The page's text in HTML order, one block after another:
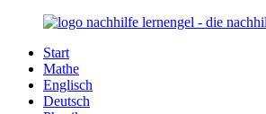
Zurück
Inhalt
Nachhilfe-
Lernengel.de
Unsere
Nachhilfe-
Eule
Start
Mathe
Englisch
Deutsch